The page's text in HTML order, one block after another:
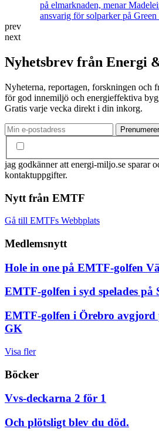
på elmarknaden, menar
ansvarig för solparker på
prev
next
Nyhetsbrev från Energi
Nyheterna, reportagen, forskningen och
för god innemiljö och energieffektiva
Gratis varje vecka direkt i din inkorg.
jag godkänner att energi-miljo.se sparar
kontaktuppgifter.
Nytt från EMTF
Gå till EMTFs Webbplats
Medlemsnytt
Hole in one på EMTF-golfen
EMTF-golfen i syd spelades på
EMTF-golfen i Örebro avgjord
GK
Visa fler
Böcker
Vvs-deckarna 2 för 1
Och plötsligt blev du död.